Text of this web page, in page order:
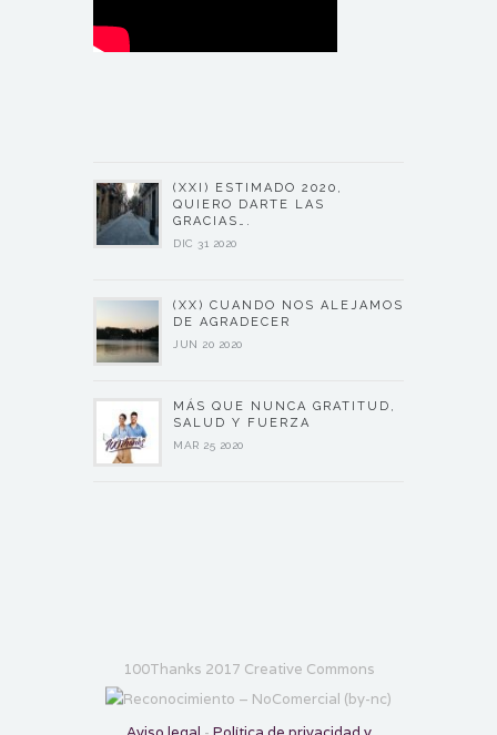
(XXI) ESTIMADO 2020,
QUIERO DARTE LAS
GRACIAS….
DIC 31 2020
(XX) CUANDO NOS ALEJAMOS
DE AGRADECER
JUN 20 2020
MÁS QUE NUNCA GRATITUD,
SALUD Y FUERZA
MAR 25 2020
100Thanks 2017 Creative Commons